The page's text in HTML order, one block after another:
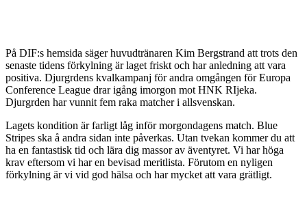
På DIF:s hemsida säger huvudtränaren Kim Bergstrand att trots den
senaste tidens förkylning är laget friskt och har anledning att vara
positiva. Djurgrdens kvalkampanj för andra omgången för Europa
Conference League drar igång imorgon mot HNK RIjeka.
Djurgrden har vunnit fem raka matcher i allsvenskan.
Lagets kondition är farligt låg inför morgondagens match. Blue
Stripes ska å andra sidan inte påverkas. Utan tvekan kommer du att
ha en fantastisk tid och lära dig massor av äventyret. Vi har höga
krav eftersom vi har en bevisad meritlista. Förutom en nyligen
förkylning är vi vid god hälsa och har mycket att vara grätligt.